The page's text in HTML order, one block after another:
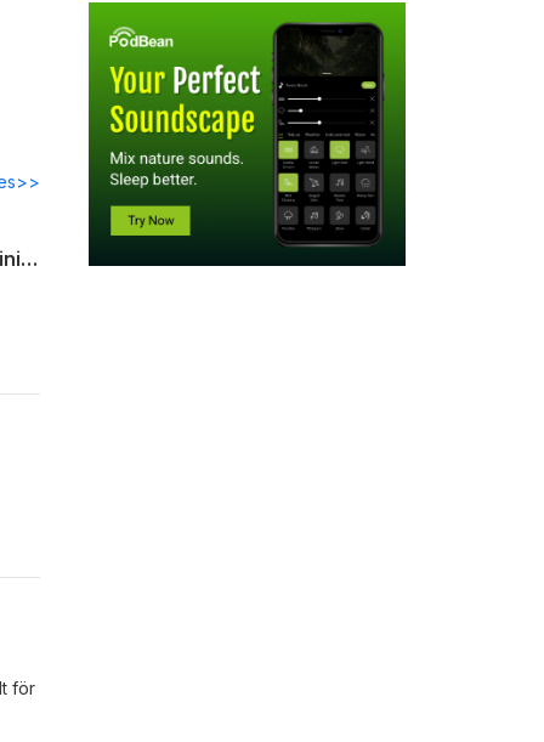
Podden Borås Business #13 Intervju med Peder Johannisson Affärsutvecklare Cavini Management